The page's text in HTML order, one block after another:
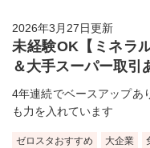
2026年3月27日更新
未経験OK【ミネラ
＆大手スーパー取引
4年連続でベースアップあ
も力を入れています
ゼロスタおすすめ 大企業